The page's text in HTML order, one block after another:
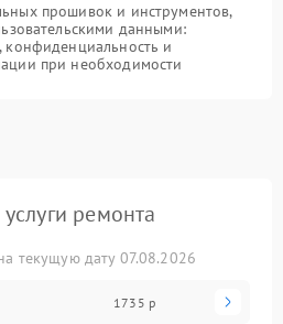
прошивок и инструментов,
данными:
конфиденциальность и
при необходимости
ремонта
текущую дату 07.08.2026
1735 р